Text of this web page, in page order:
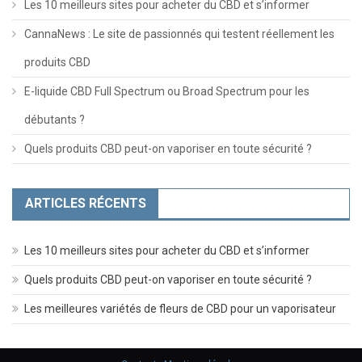
Les 10 meilleurs sites pour acheter du CBD et s’informer
CannaNews : Le site de passionnés qui testent réellement les
produits CBD
E-liquide CBD Full Spectrum ou Broad Spectrum pour les
débutants ?
Quels produits CBD peut-on vaporiser en toute sécurité ?
ARTICLES RÉCENTS
Les 10 meilleurs sites pour acheter du CBD et s’informer
Quels produits CBD peut-on vaporiser en toute sécurité ?
Les meilleures variétés de fleurs de CBD pour un vaporisateur